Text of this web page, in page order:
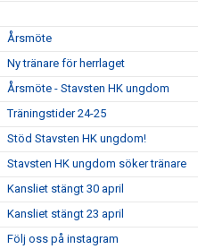
Årsmöte
Ny tränare för herrlaget
Årsmöte - Stavsten HK ungdom
Träningstider 24-25
Stöd Stavsten HK ungdom!
Stavsten HK ungdom söker tränare
Kansliet stängt 30 april
Kansliet stängt 23 april
Följ oss på instagram